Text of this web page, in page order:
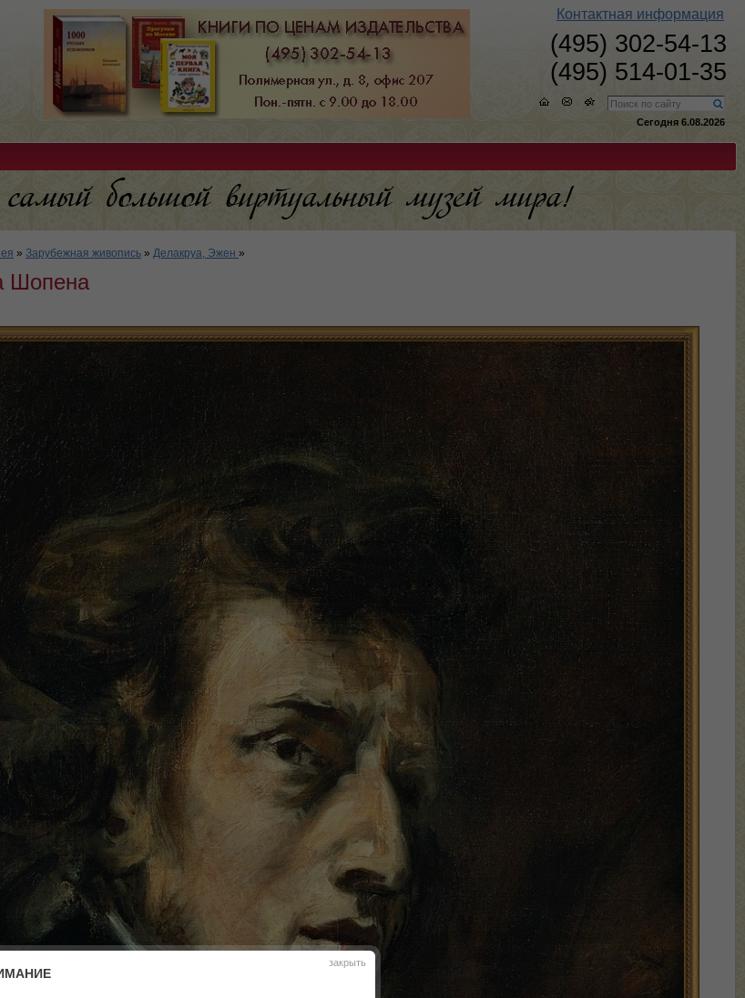
Контактная информация
(495) 302-54-13
(495) 514-01-35
Сегодня 6.08.2026
» Зарубежная живопись » Делакруа, Эжен »
Шопена
закрыть